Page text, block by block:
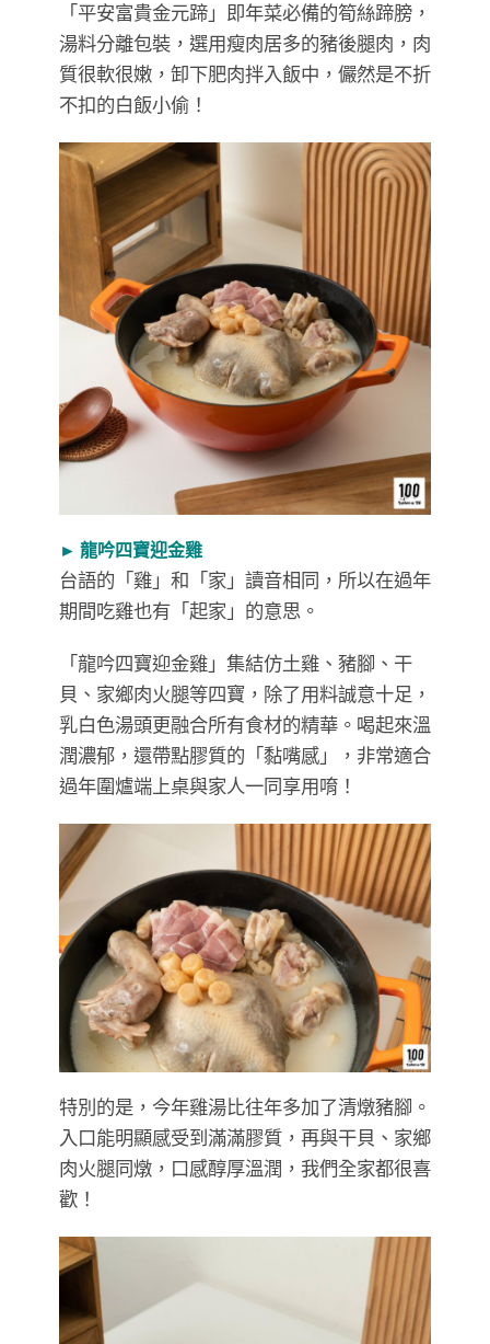
「平安富貴金元蹄」即年菜必備的筍絲蹄膀，
湯料分離包裝，選用瘦肉居多的豬後腿肉，肉
質很軟很嫩，卸下肥肉拌入飯中，儼然是不折
不扣的白飯小偷！
► 龍吟四寶迎金雞
台語的「雞」和「家」讀音相同，所以在過年
期間吃雞也有「起家」的意思。
「龍吟四寶迎金雞」集結仿土雞、豬腳、干
貝、家鄉肉火腿等四寶，除了用料誠意十足，
乳白色湯頭更融合所有食材的精華。喝起來溫
潤濃郁，還帶點膠質的「黏嘴感」，非常適合
過年圍爐端上桌與家人一同享用唷！
特別的是，今年雞湯比往年多加了清燉豬腳。
入口能明顯感受到滿滿膠質，再與干貝、家鄉
肉火腿同燉，口感醇厚溫潤，我們全家都很喜
歡！